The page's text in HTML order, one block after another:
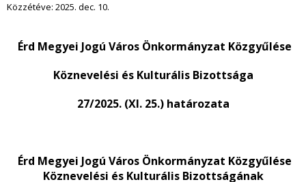
Közzétéve: 2025. dec. 10.
Érd Megyei Jogú Város Önkormányzat Közgyűlése
Köznevelési és Kulturális Bizottsága
27/2025. (XI. 25.) határozata
Érd Megyei Jogú Város Önkormányzat Közgyűlése
Köznevelési és Kulturális Bizottságának